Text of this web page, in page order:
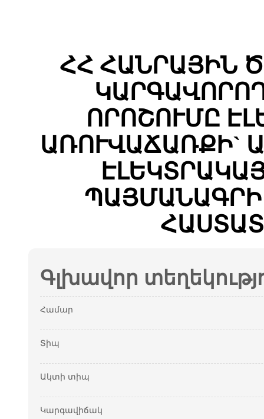
ՀՀ ՀԱՆՐԱՅԻՆ
ՈՐՈՇՈՒՄԸ
ԱՌՈՒՎԱՃԱՌՔԻ`
ՊԱՅՄԱՆԱԳՐԻ
Գլխավոր
Համար
Տիպ
Ակտի տիպ
Կարգավիճակ